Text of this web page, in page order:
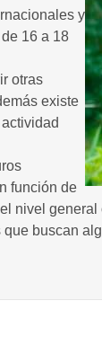
y
16 a 18
otras
existe
función de
nivel
buscan